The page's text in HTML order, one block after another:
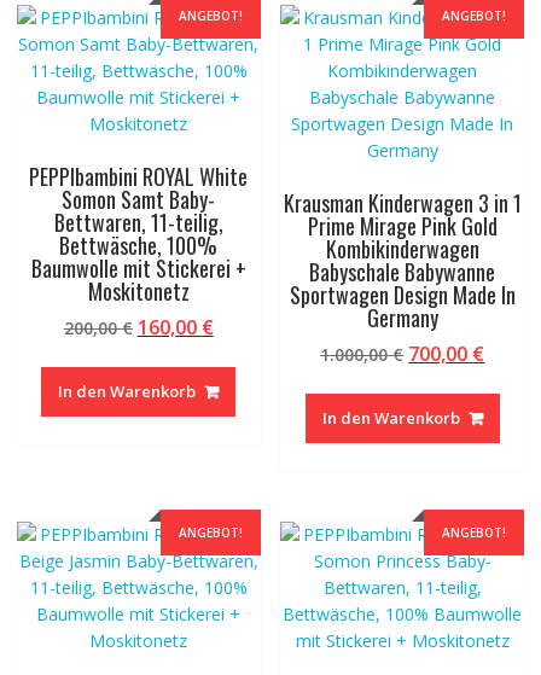
ANGEBOT!
PEPPIbambini ROYAL White
Somon Samt Baby-
Bettwaren, 11-teilig,
Bettwäsche, 100%
Baumwolle mit Stickerei +
Moskitonetz
200,00€ Ursprünglicher
war:
200,00 €
160,00 €Aktueller
160,00 €.
In den Warenkorb
ANGEBOT!
Krausman Kinderwagen 3 in 1
Prime Mirage Pink Gold
Kombikinderwagen
Babyschale Babywanne
Sportwagen Design Made In
Germany
1.000,00€
war:
1.000,00 €
700,00 €
In den Warenkorb
ANGEBOT! ANGEBOT!